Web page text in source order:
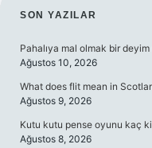
SIDEBAR
SON YAZILAR
Pahalıya mal olmak bir deyim
Ağustos 10, 2026
What does flit mean in
Ağustos 9, 2026
Kutu kutu pense oyunu kaç
Ağustos 8, 2026